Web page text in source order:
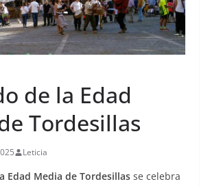
de la Edad
Tordesillas
Leticia
Edad Media de Tordesillas se celebra